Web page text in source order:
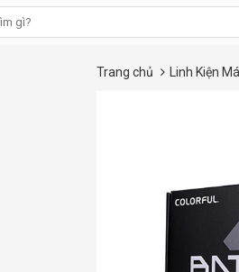
Trang chủ Linh Kiện